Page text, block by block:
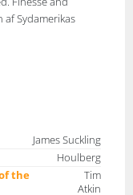
af Sydamerikas
James Suckling
Houlberg
the
Tim
Atkin